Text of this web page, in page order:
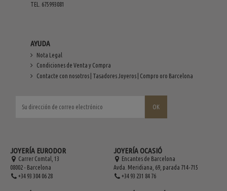
TEL. 675993081
AYUDA
Nota Legal
Condiciones de Venta y Compra
Contacte con nosotros | Tasadores Joyeros | Compro oro Barcelona
JOYERÍA EURODOR
Carrer Comtal, 13
08002 - Barcelona
+34 93 304 06 28
JOYERÍA OCASIÓ
Encantes de Barcelona
Avda. Meridiana, 69, parada 714-715
+34 93 231 84 76